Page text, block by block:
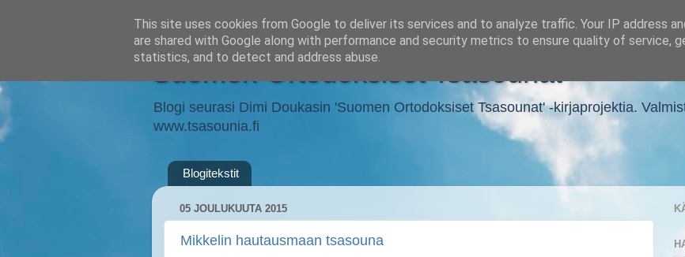
Suomen Ortodoksiset Tsasounat
Blogi seurasi Dimi Doukasin 'Suomen Ortodoksiset Tsasounat' -kirjaprojektia.
www.tsasounia.fi
Blogitekstit
05 JOULUKUUTA 2015
Mikkelin hautausmaan tsasouna
This site uses cookies from Google to deliver its services and to analyze traffic. Your IP address
are shared with Google along with performance and security metrics to ensure quality of service,
statistics, and to detect and address abuse.